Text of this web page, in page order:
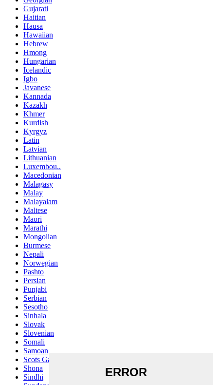
Gujarati
Haitian
Hausa
Hawaiian
Hebrew
Hmong
Hungarian
Icelandic
Igbo
Javanese
Kannada
Kazakh
Khmer
Kurdish
Kyrgyz
Latin
Latvian
Lithuanian
Luxembou..
Macedonian
Malagasy
Malay
Malayalam
Maltese
Maori
Marathi
Mongolian
Burmese
Nepali
Norwegian
Pashto
Persian
Punjabi
Serbian
Sesotho
Sinhala
Slovak
Slovenian
Somali
Samoan
Scots Gaelic
Shona
Sindhi